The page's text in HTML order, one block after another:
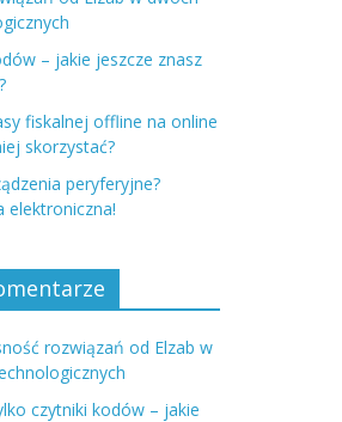
– jakie jeszcze znasz
fiskalnej offline na online
skorzystać?
peryferyjne?
elektroniczna!
rozwiązań od Elzab w
czytniki kodów – jakie